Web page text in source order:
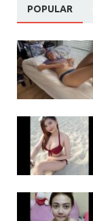
POPULAR